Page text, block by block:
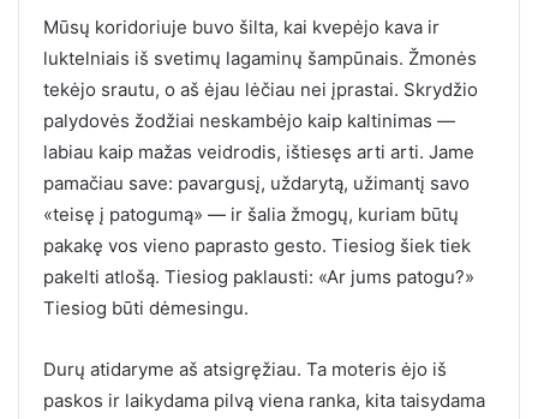
Mūsų koridoriuje buvo šilta, kai kvepėjo kava ir
luktelniais iš svetimų lagaminų šampūnais. Žmonės
tekėjo srautu, o aš ėjau lėčiau nei įprastai. Skrydžio
palydovės žodžiai neskambėjo kaip kaltinimas —
labiau kaip mažas veidrodis, ištiesęs arti arti. Jame
pamačiau save: pavargusį, uždarytą, užimantį savo
«teisę į patogumą» — ir šalia žmogų, kuriam būtų
pakakę vos vieno paprasto gesto. Tiesiog šiek tiek
pakelti atlošą. Tiesiog paklausti: «Ar jums patogu?»
Tiesiog būti dėmesingu.
Durų atidaryme aš atsigręžiau. Ta moteris ėjo iš
paskos ir laikydama pilvą viena ranka, kita taisydama